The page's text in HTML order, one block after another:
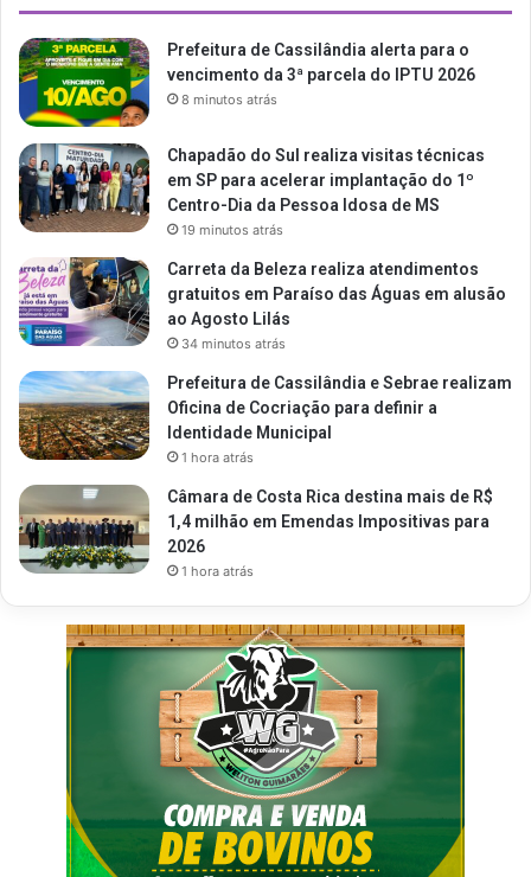
Prefeitura de Cassilândia alerta para o
vencimento da 3ª parcela do IPTU 2026
8 minutos atrás
Chapadão do Sul realiza visitas técnicas
em SP para acelerar implantação do 1º
Centro-Dia da Pessoa Idosa de MS
19 minutos atrás
Carreta da Beleza realiza atendimentos
gratuitos em Paraíso das Águas em alusão
ao Agosto Lilás
34 minutos atrás
Prefeitura de Cassilândia e Sebrae realizam
Oficina de Cocriação para definir a
Identidade Municipal
1 hora atrás
Câmara de Costa Rica destina mais de R$
1,4 milhão em Emendas Impositivas para
2026
1 hora atrás